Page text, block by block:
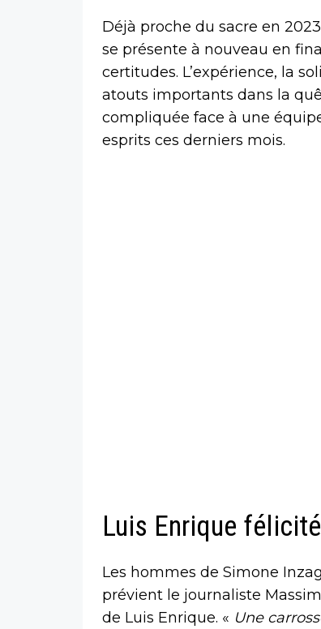
Déjà proche du sacre en
se présente à nouveau en
certitudes. L’expérience, la
atouts importants dans la
compliquée face à une
esprits ces derniers mois.
Luis Enrique félicité
Les hommes de Simone
prévient le journaliste
de Luis Enrique. « Une